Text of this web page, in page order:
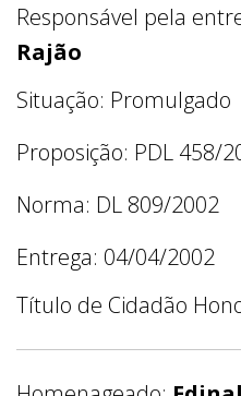
Responsável pela
Rajão
Situação: Promulgado
Proposição: PDL 458/
Norma: DL 809/2002
Entrega: 04/04/2002
Título de Cidadão